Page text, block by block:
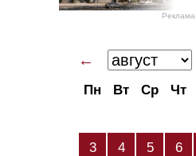
Реклама
←
Пн Вт Ср Чт
3 4 5 6